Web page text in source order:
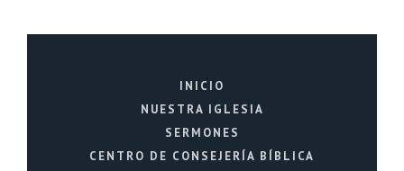
INICIO
NUESTRA IGLESIA
SERMONES
CENTRO DE CONSEJERÍA BÍBLICA